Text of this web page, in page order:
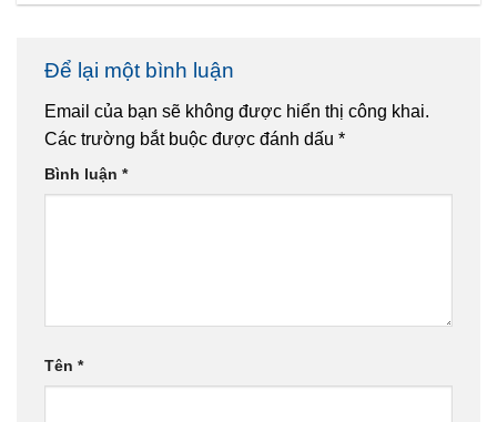
Để lại một bình luận
Email của bạn sẽ không được hiển thị công khai.
Các trường bắt buộc được đánh dấu *
Bình luận *
Tên *